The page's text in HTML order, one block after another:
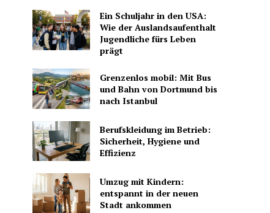
Ein Schuljahr in den USA:
Wie der Auslandsaufenthalt
Jugendliche fürs Leben
prägt
Grenzenlos mobil: Mit Bus
und Bahn von Dortmund bis
nach Istanbul
Berufskleidung im Betrieb:
Sicherheit, Hygiene und
Effizienz
Umzug mit Kindern:
entspannt in der neuen
Stadt ankommen